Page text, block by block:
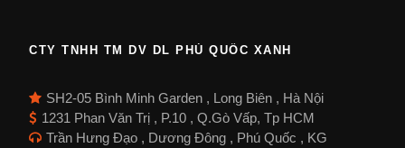
CTY TNHH TM DV DL PHÚ QUỐC XANH
SH2-05 Bình Minh Garden , Long Biên , Hà Nội
1231 Phan Văn Trị , P.10 , Q.Gò Vấp, Tp HCM
Trần Hưng Đạo , Dương Đông , Phú Quốc , KG